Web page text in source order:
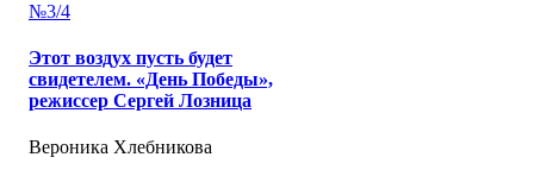
№3/4
Этот воздух пусть будет
свидетелем. «День Победы»,
режиссер Сергей Лозница
Вероника Хлебникова